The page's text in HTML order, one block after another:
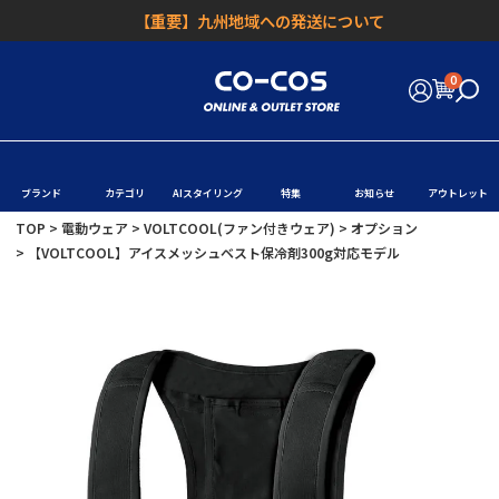
【重要】九州地域への発送について
0
ブランド カテゴリ AIスタイリング 特集 お知らせ アウトレット
TOP 電動ウェア VOLTCOOL(ファン付きウェア)
オプション
【VOLTCOOL】アイスメッシュベスト保冷剤300g対応モデル